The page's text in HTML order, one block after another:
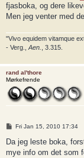
fjasboka, og dere
Men jeg venter med
"Vivo equidem vitamque
- Verg., Aen. , 3.315.
rand al'thore
Mørkefrende
P
s
Fri Jan 15, 2010 17:34
Da jeg leste boka,
mye info om det som